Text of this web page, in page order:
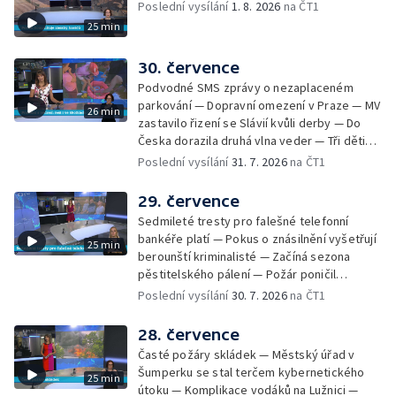
liberecký bazén
nedostatkem vody — Ochrana organismu
Nelegání hřbitov domácích mazlíčků — Státní
zastupitelství zrušilo trestní stíhání ženy z
Teplicka, kterou policie dříve obvinila z
týrání koček — Péče o seniory jako brigáda
— Po pádu stromů prověří alej odborníci —
Tradiční neckyáda v Želivi na Pelhřimovsku —
Festival Hrady CZ poprvé na Hluboké
25 min
Poslední vysílání1. 8. 2026 na ČT1
26 min
30. července
Podvodné SMS zprávy o nezaplaceném
parkování — Dopravní omezení v Praze — MV
zastavilo řizení se Slávií kvůli derby — Do
Česka dorazila druhá vlna veder — Tři děti
zůstali v rozpáleném autě — Problém s
mraženými potravinami v horku — Slavnostní
vyřazení absolventů Univerzity obrany —
Zájem o obytné vozy roste — Praha má
novou servisní loď — Vidická samoobslužná
prodejna si na provoz vydělá — U jezera
Most začíná festival Let It Roll — Vyvrcholil
bouřkový neboli jelení úplněk — Kanoistka
Poslední vysílání31. 7. 2026na ČT1
25 min
29. července
Sedmileté tresty pro falešné telefonní
bankéře platí — Pokus o znásilnění vyšetřují
berounští kriminalisté — Začíná sezona
pěstitelského pálení — Požár poničil
historickou vilu Marta v Písku — Končí Letní
odpad — Nedostatek vody na Hracholuskách
— Příprava nového plavebního stupně v
Děčíně — Biokoridor pro užovku stromovou
— Záchrana liblického vysílače — První
Poslední vysílání30. 7. 2026na ČT1
25 min
28. července
Časté požáry skládek — Městský úřad v
Šumperku se stal terčem kybernetického
útoku — Komplikace vodáků na Lužnici —